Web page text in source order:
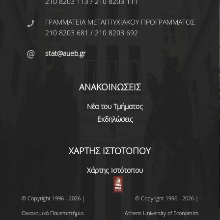
ΠΡΟΠΤΥΧΙΑΚΕΣ ΣΠΟΥΔΕΣ
ΠΡΟΓΡΑΜΜΑ ΣΠΟΥΔΩΝ
ΟΔΗΓΟΣ ΣΠΟΥΔΩΝ 2025-26
ΠΑΛΑΙΟΤΕΡΟΙ ΟΔΗΓΟΙ ΣΠΟΥΔΩΝ
ΜΑΘΗΜΑΤΑ
ΜΑΘΗΜΑΤΑ ΠΡΟΓΡΑΜΜΑΤΟΣ
ΜΑΘΗΜΑΤΑ ΕΛΕΥΘΕΡΗΣ
ΕΠΙΛΟΓΗΣ ΑΠΟ ΑΛΛΑ ΤΜΗΜΑΤΑ
ΓΡΑΜΜΑΤΕΙΑ ΜΕΤΑΠΤΥΧΙΑΚΟΥ ΠΡΟΓΡΑΜΜΑΤΟΣ
210 8203 681 / 210 8203 692
stat@aueb.gr
ΑΝΑΚΟΙΝΩΣΕΙΣ
Νέα του Τμήματος
Εκδηλώσεις
ΧΑΡΤΗΣ ΙΣΤΟΤΟΠΟΥ
Χάρτης Ιστότοπου
© Copyright 1996 - 2026 |
Οικονομικό Πανεπιστήμιο
© Copyright 1996 - 2026 |
Athens University of Economics